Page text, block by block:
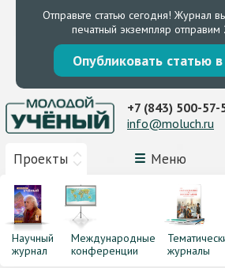
Отправьте статью сегодня! Журнал
печатный экземпляр отправим
Опубликовать статью
Проекты Меню
+7 (843) 500-57-
info@moluch.ru
Научный
журнал
Международные
конференции
журналы